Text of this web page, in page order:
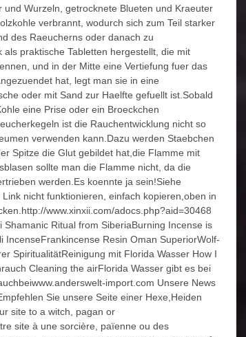
Wurzeln, getrocknete Blueten und Kraeuter
verbrannt, wodurch sich zum Teil starker
des Raeucherns oder danach zu
praktische Tabletten hergestellt, die mit
und in der Mitte eine Vertiefung fuer das
hat, legt man sie in eine
oder mit Sand zur Haelfte gefuellt ist.Sobald
eine Prise oder ein Broeckchen
ist die Rauchentwicklung nicht so
verwenden kann.Dazu werden Staebchen
Spitze die Glut gebildet hat,die Flamme mit
sollte man die Flamme nicht, da die
werden.Es koennte ja sein!Siehe
nicht funktionieren, einfach kopieren,oben in
www.xinxii.com/adocs.php?aid=30468
Ritual from SiberiaBurning Incense is
Resin Oman SuperiorWolf-
SpiritualitätReinigung mit Florida Wasser How I
Cleaning the airFlorida Wasser gibt es bei
import.com Unsere News
Sie unsere Seite einer Hexe,Heiden
site to a witch, pagan or
site à une sorcière, païenne ou des